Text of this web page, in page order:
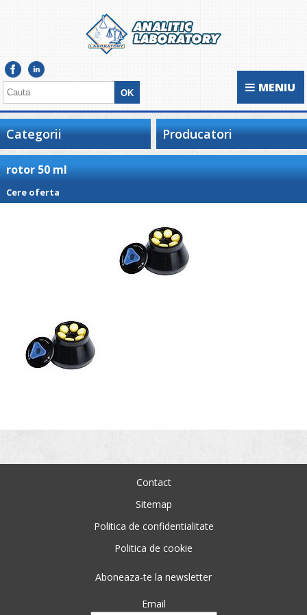
MENIU
Categorii Producatori
rotor 50 ml
Cere oferta
Contact
Sitemap
Politica de confidentialitate
Politica de cookie
Aboneaza-te la newsletter
Email